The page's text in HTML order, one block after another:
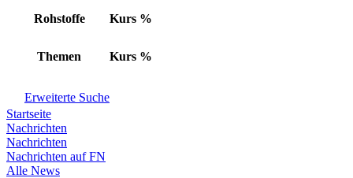
Rohstoffe Kurs %
Themen Kurs %
Erweiterte Suche
Startseite
Nachrichten
Nachrichten
Nachrichten auf FN
Alle News